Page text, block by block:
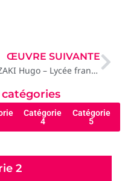
ŒUVRE SUIVANTE
OZAKI Hugo – Lycée français international de Tokyo, Tokyo
Catégorie
4
Catégorie
5
2